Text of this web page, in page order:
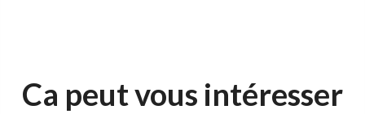
Ca peut vous intéresser